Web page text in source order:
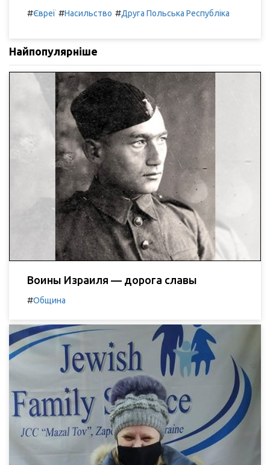
#Євреї #Насильство #Друга Польська Республіка
Найпопулярніше
Воины Израиля — дорога славы
#Община